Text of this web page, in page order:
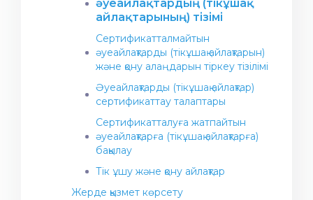
көрсету және жөндеу (АТ ТҚ және Ж)
жөніндегі ұйымның рәсімдері
(процедуралар) жөніндегі нұсқаулығы
Пайдалануға рұқсат сертификаты
Техникалық қызмет көрсетуді реттеу
жөніндегі пайдаланушының
(эксплуатанттың) нұсқаулығы (CAME)
Ұшу жарамдылығына жауапты
тағайындалған басшы
Әуе кемесіне техникалық қызмет көрсету
бағдарламасы (АМР)
Минималды жабдықтың тізімі (MEL)
Пайдалы сілтемелер
әуеайлақтардың (тікұшақ
айлақтарының) тізімі
Сертификатталмайтын
әуеайлақтарды (тікұшақ айлақтарын)
және қону алаңдарын тіркеу тізілімі
Әуеайлақтарды (тікұшақ айлақтар)
сертификаттау талаптары
Сертификатталуға жатпайтын
әуеайлақтарға (тікұшақ айлақтарға)
бақылау
Тік ұшу және қону айлақтар
Жерде қызмет көрсету